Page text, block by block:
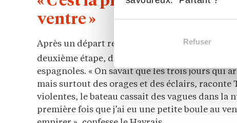
Refuser
ventre »
Après un départ réussi, les choses se sont
deuxième étape, débutée le 1
novembre et
espagnoles. « On savait que les trois jours qui
mais surtout des orages et des éclairs,
violentes, le bateau cassait des vagues dans
première fois que j’ai eu une petite boule au